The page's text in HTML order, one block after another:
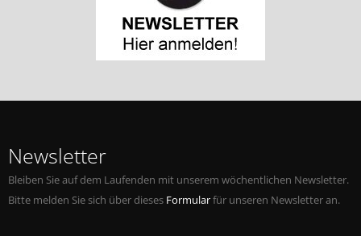
Newsletter
Bleiben Sie auf dem Laufenden mit unserem wöchentlichen Newsletter.
Bitte melden Sie sich über dieses Formularfür unseren Newsletter an.